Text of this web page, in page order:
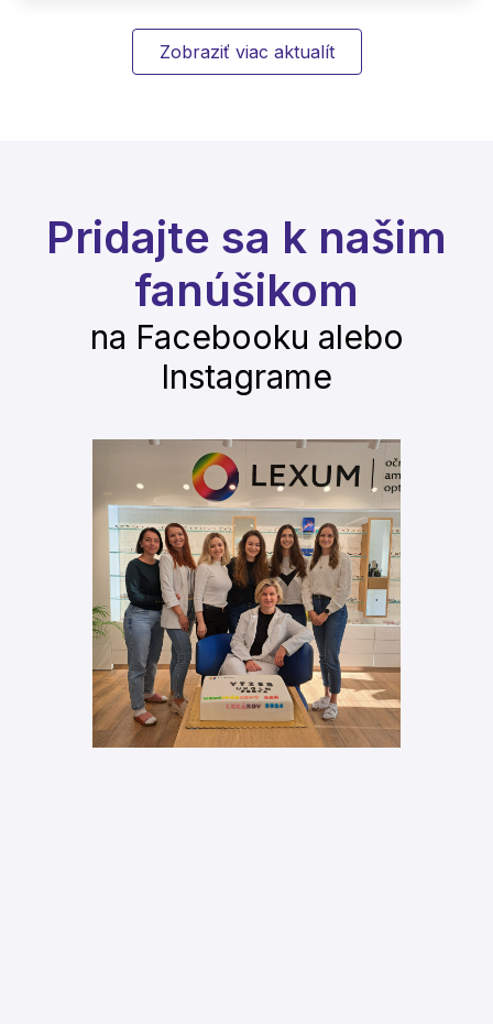
Zobraziť viac aktualít
Pridajte sa k našim
fanúšikom
na Facebooku alebo
Instagrame